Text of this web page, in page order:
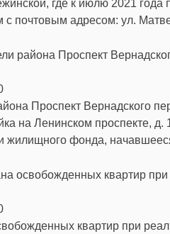
где к июлю 2021 года
с почтовым адресом: ул.
Проспект Вернадского
на Ленинском проспекте,
жилищного фонда,
квартир при